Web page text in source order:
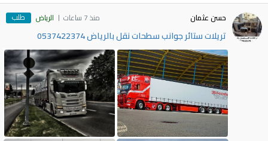
حسن عثمان منذ 7 ساعات الرياض طلب
تريلات ستائر جوانب سطحات نقل بالرياض 0537422374